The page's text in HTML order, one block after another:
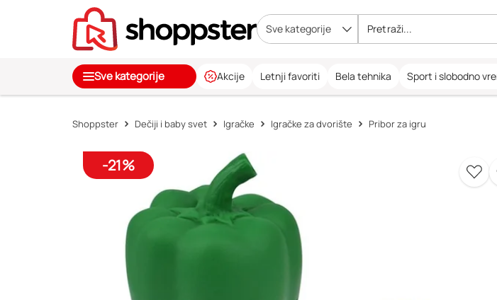
Sve kategorije
Sve kategorije Akcije Letnji favoriti Bela tehnika Sport i slobodno
Shoppster Dečiji i baby svet Igračke Igračke za dvorište Pribor za igru
-21%